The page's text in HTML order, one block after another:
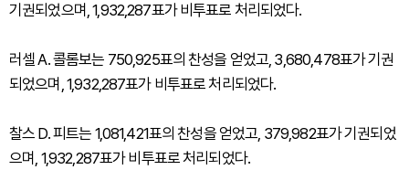
기권되었으며, 1,932,287표가 비투표로 처리되었다.
러셀 A. 콜롬보는 750,925표의 찬성을 얻었고, 3,680,478표가 기권
되었으며, 1,932,287표가 비투표로 처리되었다.
찰스 D. 피트는 1,081,421표의 찬성을 얻었고, 379,982표가 기권되었
으며, 1,932,287표가 비투표로 처리되었다.